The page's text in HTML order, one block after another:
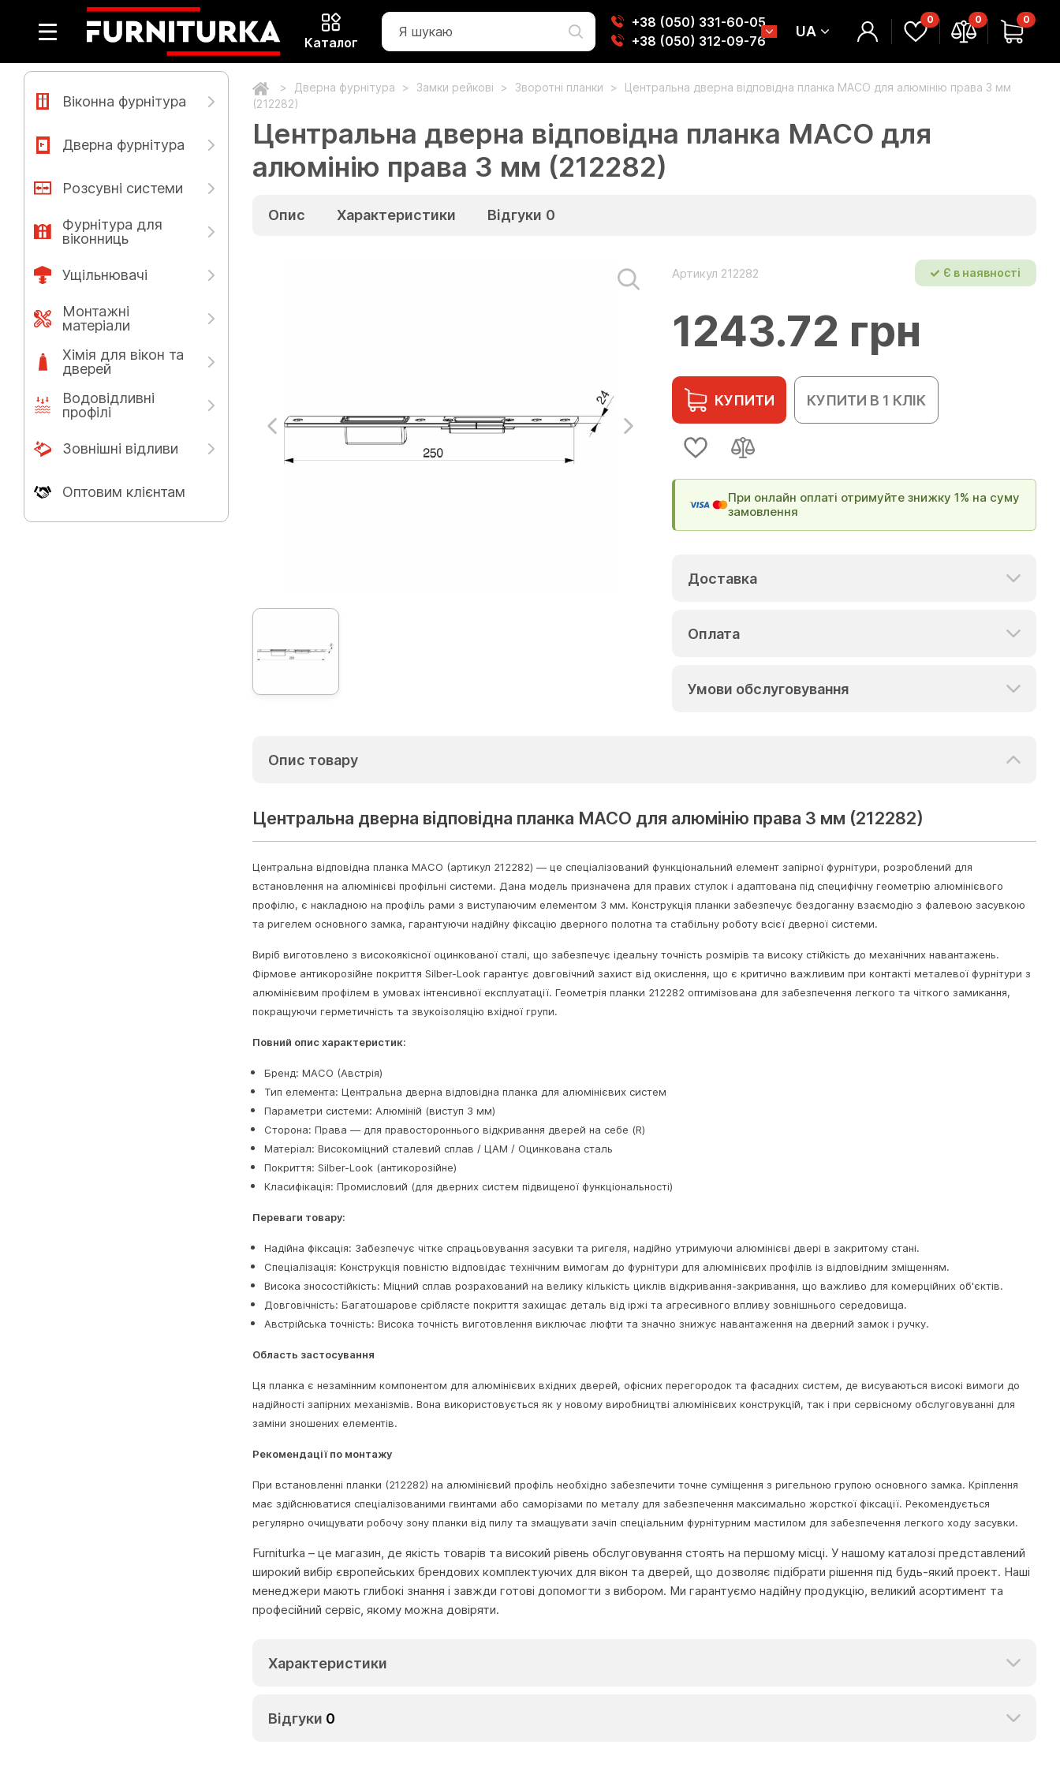
Каталог
+38 (050) 331-60-05
+38 (050) 312-09-76
UA
0 0 0
Віконна фурнітура
Дверна фурнітура
Розсувні системи
Фурнітура для
віконниць
Ущільнювачі
Монтажні
матеріали
Хімія для вікон та
дверей
Водовідливні
профілі
Зовнішні відливи
Оптовим клієнтам
Дверна фурнітура Замки рейкові Зворотні планки
Центральна дверна відповідна планка MACO для алюмінію права 3 мм
(212282)
Центральна дверна відповідна планка MACO для
алюмінію права 3 мм (212282)
Опис Характеристики Відгуки 0
Артикул 212282 Є в наявності
1243.72 грн
КУПИТИ КУПИТИ В 1 КЛІК
При онлайн оплаті отримуйте знижку 1% на суму
замовлення
Доставка
Оплата
Умови обслуговування
Опис товару
Центральна дверна відповідна планка MACO для алюмінію права 3 мм (212282)
Центральна відповідна планка MACO (артикул 212282) — це спеціалізований функціональний елемент запірної фурнітури, розроблений для
встановлення на алюмінієві профільні системи. Дана модель призначена для правих стулок і адаптована під специфічну геометрію алюмінієвого
профілю, є накладною на профіль рами з виступаючим елементом 3 мм. Конструкція планки забезпечує бездоганну взаємодію з фалевою засувкою
та ригелем основного замка, гарантуючи надійну фіксацію дверного полотна та стабільну роботу всієї дверної системи.
Виріб виготовлено з високоякісної оцинкованої сталі, що забезпечує ідеальну точність розмірів та високу стійкість до механічних навантажень.
Фірмове антикорозійне покриття Silber-Look гарантує довговічний захист від окислення, що є критично важливим при контакті металевої фурнітури з
алюмінієвим профілем в умовах інтенсивної експлуатації. Геометрія планки 212282 оптимізована для забезпечення легкого та чіткого замикання,
покращуючи герметичність та звукоізоляцію вхідної групи.
Повний опис характеристик:
Бренд: MACO (Австрія)
Тип елемента: Центральна дверна відповідна планка для алюмінієвих систем
Параметри системи: Алюміній (виступ 3 мм)
Сторона: Права — для правостороннього відкривання дверей на себе (R)
Матеріал: Високоміцний сталевий сплав / ЦАМ / Оцинкована сталь
Покриття: Silber-Look (антикорозійне)
Класифікація: Промисловий (для дверних систем підвищеної функціональності)
Переваги товару:
Надійна фіксація: Забезпечує чітке спрацьовування засувки та ригеля, надійно утримуючи алюмінієві двері в закритому стані.
Спеціалізація: Конструкція повністю відповідає технічним вимогам до фурнітури для алюмінієвих профілів із відповідним зміщенням.
Висока зносостійкість: Міцний сплав розрахований на велику кількість циклів відкривання-закривання, що важливо для комерційних об'єктів.
Довговічність: Багатошарове сріблясте покриття захищає деталь від іржі та агресивного впливу зовнішнього середовища.
Австрійська точність: Висока точність виготовлення виключає люфти та значно знижує навантаження на дверний замок і ручку.
Область застосування
Ця планка є незамінним компонентом для алюмінієвих вхідних дверей, офісних перегородок та фасадних систем, де висуваються високі вимоги до
надійності запірних механізмів. Вона використовується як у новому виробництві алюмінієвих конструкцій, так і при сервісному обслуговуванні для
заміни зношених елементів.
Рекомендації по монтажу
При встановленні планки (212282) на алюмінієвий профіль необхідно забезпечити точне суміщення з ригельною групою основного замка. Кріплення
має здійснюватися спеціалізованими гвинтами або саморізами по металу для забезпечення максимально жорсткої фіксації. Рекомендується
регулярно очищувати робочу зону планки від пилу та змащувати зачіп спеціальним фурнітурним мастилом для забезпечення легкого ходу засувки.
Furniturka – це магазин, де якість товарів та високий рівень обслуговування стоять на першому місці. У нашому каталозі представлений
широкий вибір європейських брендових комплектуючих для вікон та дверей, що дозволяє підібрати рішення під будь-який проект. Наші
менеджери мають глибокі знання і завжди готові допомогти з вибором. Ми гарантуємо надійну продукцію, великий асортимент та
професійний сервіс, якому можна довіряти.
Характеристики
Відгуки 0